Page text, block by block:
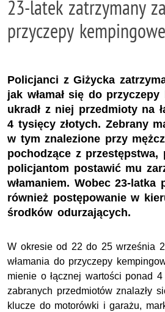
23-latek zatrzymany
przyczepy
Policjanci z Giżycka
jak włamał się do
ukradł z niej przedmioty na
4 tysięcy złotych. Zebrany
w tym znalezione przy
pochodzące z przestępstwa,
policjantom postawić mu
włamaniem. Wobec 23-latka
również postępowanie w
środków odurzających.
W okresie od 22 do 25 września
włamania do przyczepy
mienie o łącznej wartości ponad 4
zabranych przedmiotów znalazły
klucze do motorówki i garażu,